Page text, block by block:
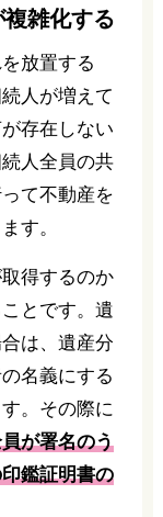
雑化する
放置する
人が増えて
存在しない
人全員の共
て不動産を
す。
得するのか
とです。遺
は、遺産分
名義にする
。その際に
が署名のう
鑑証明書の